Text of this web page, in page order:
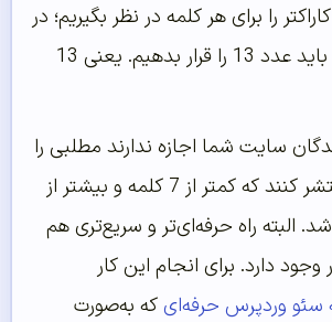
اگر بازهم فرض 5 کاراکتر را برای هر کلمه در نظر بگیریم؛ در
کد بالا به‌جای 10 باید عدد 13 را قرار بدهیم. یعنی 13
سایت شما اجازه ندارند مطلبی را
در سایت شما منتشر کنند که کمتر از 7 کلمه و بیشتر از
البته راه حرفه‌ای‌‌تر و سریع‌تری هم
وجود دارد. برای انجام این کار
سئو وردپرس حرفه‌‌ای که به‌صورت